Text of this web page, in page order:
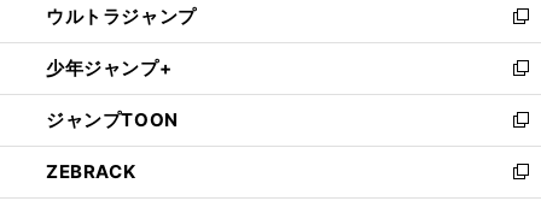
く
で
開
く
ド
ウ
で
開
く
ィ
ン
ド
ウ
で
開
く
い
ウ
ィ
ン
ド
ウ
で
ウルトラジャンプ
新
し
い
ウ
ィ
ン
ド
少年ジャンプ+
新
し
い
ウ
ィ
ジャンプTOON
新
し
い
ZEBRACK
新